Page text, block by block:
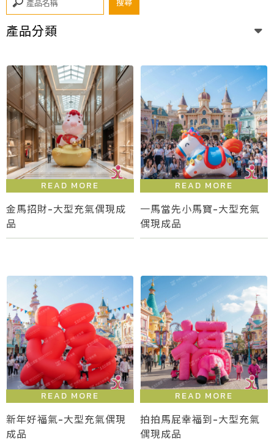
產品分類
金馬招財-大型充氣偶現成
品
一馬當先小馬寶-大型充氣
偶現成品
新年好福氣-大型充氣偶現
成品
拍拍馬屁幸福到-大型充氣
偶現成品